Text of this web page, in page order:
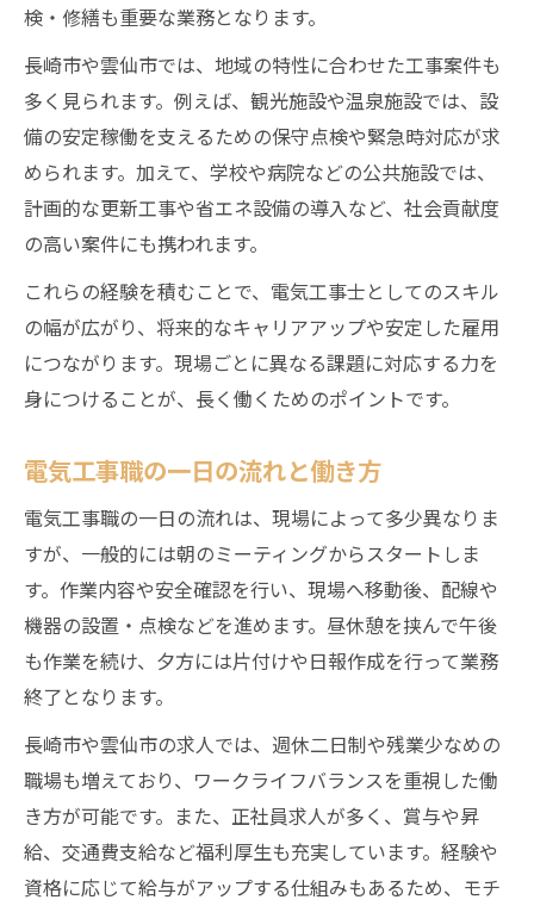
検・修繕も重要な業務となります。
長崎市や雲仙市では、地域の特性に合わせた工事案件も
多く見られます。例えば、観光施設や温泉施設では、設
備の安定稼働を支えるための保守点検や緊急時対応が求
められます。加えて、学校や病院などの公共施設では、
計画的な更新工事や省エネ設備の導入など、社会貢献度
の高い案件にも携われます。
これらの経験を積むことで、電気工事士としてのスキル
の幅が広がり、将来的なキャリアアップや安定した雇用
につながります。現場ごとに異なる課題に対応する力を
身につけることが、長く働くためのポイントです。
電気工事職の一日の流れと働き方
電気工事職の一日の流れは、現場によって多少異なりま
すが、一般的には朝のミーティングからスタートしま
す。作業内容や安全確認を行い、現場へ移動後、配線や
機器の設置・点検などを進めます。昼休憩を挟んで午後
も作業を続け、夕方には片付けや日報作成を行って業務
終了となります。
長崎市や雲仙市の求人では、週休二日制や残業少なめの
職場も増えており、ワークライフバランスを重視した働
き方が可能です。また、正社員求人が多く、賞与や昇
給、交通費支給など福利厚生も充実しています。経験や
資格に応じて給与がアップする仕組みもあるため、モチ